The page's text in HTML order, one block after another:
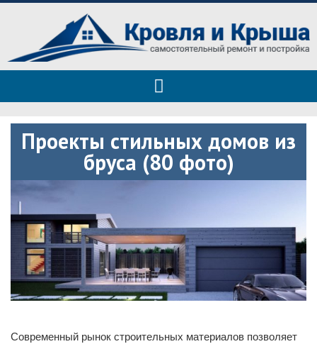
Roof tops — только полезные
советы
Полезные советы при строительстве дома и ремонте
Проекты стильных домов из
бруса (80 фото)
Современный рынок строительных материалов позволяет